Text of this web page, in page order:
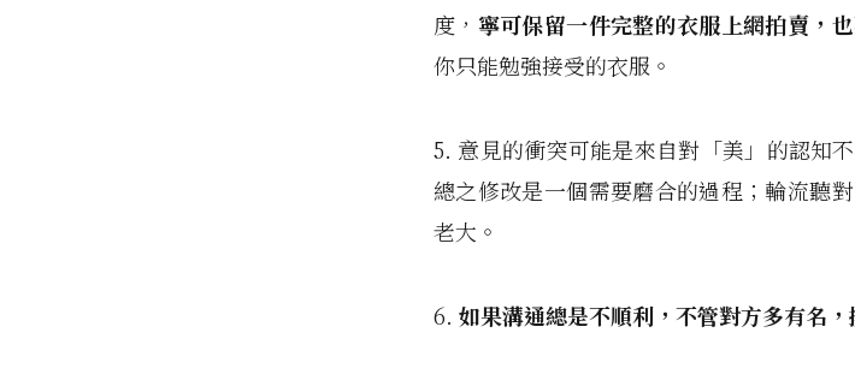
度， 寧可保留一件完整的衣服上網拍賣，
你只能勉強接受的衣服。
5. 意見的衝突可能是來自對「美」的認知
總之修改是一個需要磨合的過程；輪流聽
老大。
6. 如果溝通總是不順利，不管對方多有名